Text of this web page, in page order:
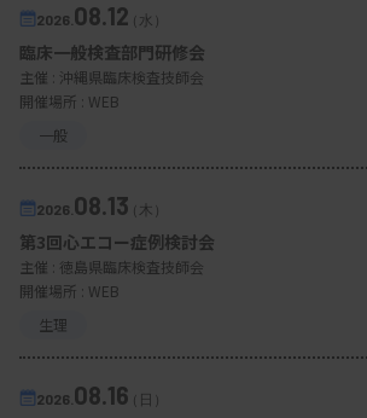
2026. 08.12（水）
臨床一般検査部門研修会
主催 : 沖縄県臨床検査技師会
開催場所 : WEB
一般
2026. 08.13（木）
第3回心エコー症例検討会
主催 : 徳島県臨床検査技師会
開催場所 : WEB
生理
2026. 08.16（日）